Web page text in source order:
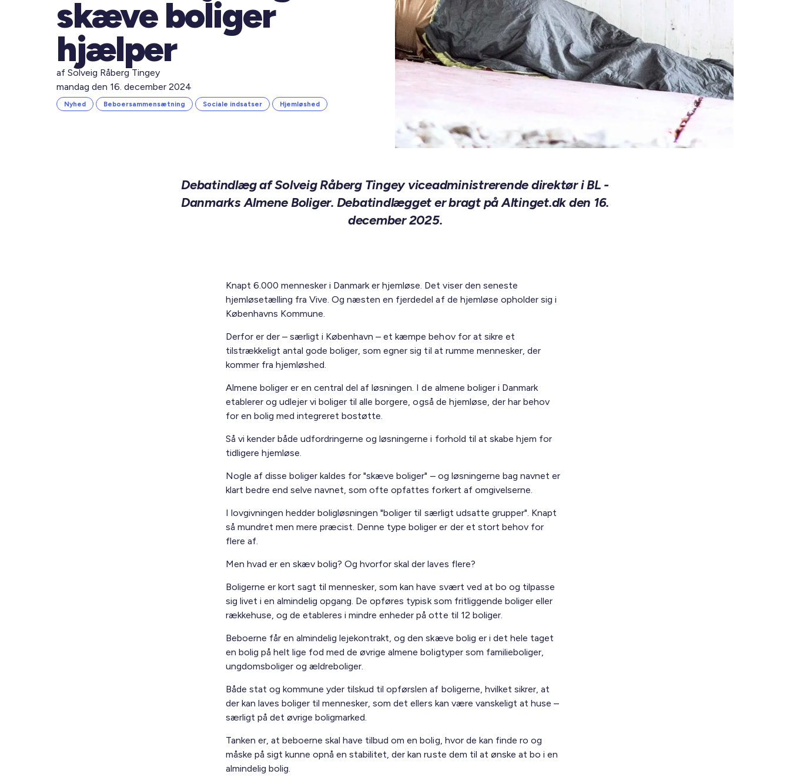
skæve boliger
hjælper
af Solveig Råberg Tingey
mandag den 16. december 2024
Nyhed Beboersammensætning Sociale indsatser Hjemløshed
Debatindlæg af Solveig Råberg Tingey viceadministrerende direktør i BL -
Danmarks Almene Boliger. Debatindlægget er bragt på Altinget.dk den 16.
december 2025.
Knapt 6.000 mennesker i Danmark er hjemløse. Det viser den seneste
hjemløsetælling fra Vive. Og næsten en fjerdedel af de hjemløse opholder sig i
Københavns Kommune.
Derfor er der – særligt i København – et kæmpe behov for at sikre et
tilstrækkeligt antal gode boliger, som egner sig til at rumme mennesker, der
kommer fra hjemløshed.
Almene boliger er en central del af løsningen. I de almene boliger i Danmark
etablerer og udlejer vi boliger til alle borgere, også de hjemløse, der har behov
for en bolig med integreret bostøtte.
Så vi kender både udfordringerne og løsningerne i forhold til at skabe hjem for
tidligere hjemløse.
Nogle af disse boliger kaldes for "skæve boliger" – og løsningerne bag navnet er
klart bedre end selve navnet, som ofte opfattes forkert af omgivelserne.
I lovgivningen hedder boligløsningen "boliger til særligt udsatte grupper". Knapt
så mundret men mere præcist. Denne type boliger er der et stort behov for
flere af.
Men hvad er en skæv bolig? Og hvorfor skal der laves flere?
Boligerne er kort sagt til mennesker, som kan have svært ved at bo og tilpasse
sig livet i en almindelig opgang. De opføres typisk som fritliggende boliger eller
rækkehuse, og de etableres i mindre enheder på otte til 12 boliger.
Beboerne får en almindelig lejekontrakt, og den skæve bolig er i det hele taget
en bolig på helt lige fod med de øvrige almene boligtyper som familieboliger,
ungdomsboliger og ældreboliger.
Både stat og kommune yder tilskud til opførslen af boligerne, hvilket sikrer, at
der kan laves boliger til mennesker, som det ellers kan være vanskeligt at huse –
særligt på det øvrige boligmarked.
Tanken er, at beboerne skal have tilbud om en bolig, hvor de kan finde ro og
måske på sigt kunne opnå en stabilitet, der kan ruste dem til at ønske at bo i en
almindelig bolig.